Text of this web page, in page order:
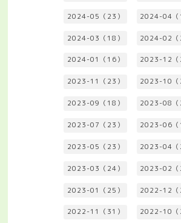
2024-05（23） 2024-04（
2024-03（18） 2024-02（
2024-01（16） 2023-12（
2023-11（23） 2023-10（
2023-09（18） 2023-08（
2023-07（23） 2023-06（
2023-05（23） 2023-04（
2023-03（24） 2023-02（
2023-01（25） 2022-12（
2022-11（31） 2022-10（